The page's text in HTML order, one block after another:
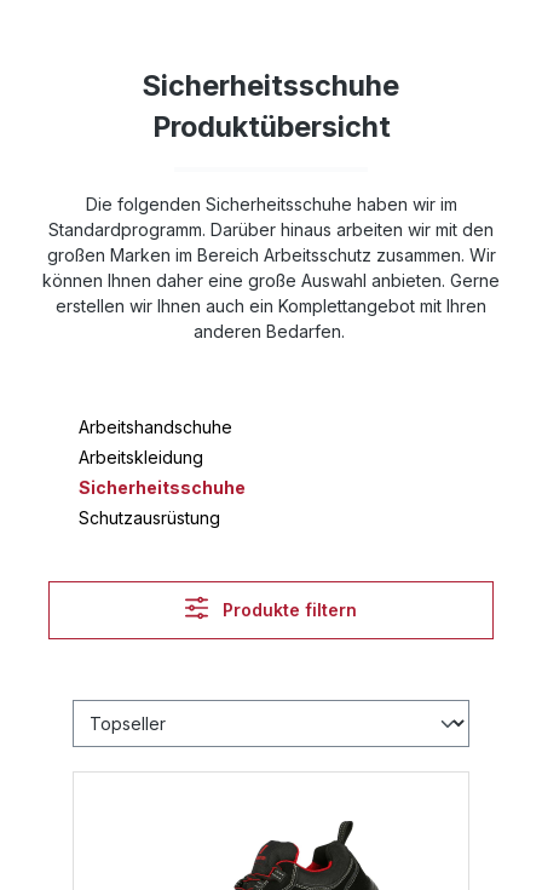
Sicherheitsschuhe
Produktübersicht
Die folgenden Sicherheitsschuhe haben wir im
Standardprogramm. Darüber hinaus arbeiten wir mit den
großen Marken im Bereich Arbeitsschutz zusammen. Wir
können Ihnen daher eine große Auswahl anbieten. Gerne
erstellen wir Ihnen auch ein Komplettangebot mit Ihren
anderen Bedarfen.
Arbeitshandschuhe
Arbeitskleidung
Sicherheitsschuhe
Schutzausrüstung
Produkte filtern